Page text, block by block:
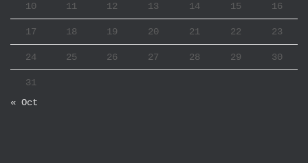
10 11 12 13 14 15 16
17 18 19 20 21 22 23
24 25 26 27 28 29 30
31
« Oct